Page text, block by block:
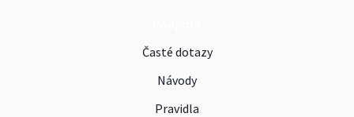
Časté dotazy
Návody
Pravidla